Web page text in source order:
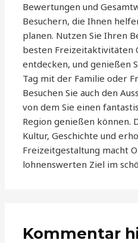
Bewertungen und
Besuchern, die Ihnen
planen. Nutzen Sie Ihren
besten Freizeitaktivitäten
entdecken, und genießen
Tag mit der Familie oder
Besuchen Sie auch den
von dem Sie einen
Region genießen können.
Kultur, Geschichte und
Freizeitgestaltung macht
lohnenswerten Ziel im
Kommentar